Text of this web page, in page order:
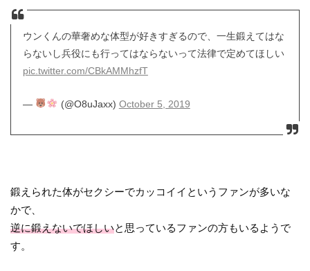
ウンくんの華奢めな体型が好きすぎるので、一生鍛えてはな
らないし兵役にも行ってはならないって法律で定めてほしい
pic.twitter.com/CBkAMMhzfT
— (@O8uJaxx) October 5, 2019
鍛えられた体がセクシーでカッコイイというファンが多いな
かで、
逆に鍛えないでほしいと思っているファンの方もいるようで
す。